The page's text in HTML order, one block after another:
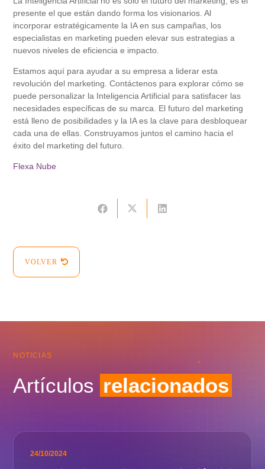
presente el que están dando forma los visionarios. Al
incorporar estratégicamente la IA en sus campañas, los
especialistas en marketing pueden elevar sus estrategias a
nuevos niveles de eficiencia e impacto.
Estamos aquí para ayudar a su empresa a liderar esta
revolución del marketing. Contáctenos para explorar cómo se
puede personalizar la Inteligencia Artificial para satisfacer las
necesidades específicas de su marca. El futuro del marketing
está lleno de posibilidades y la IA es la clave para desbloquear
cada una de ellas. Construyamos juntos el camino hacia el
éxito del marketing del futuro.
Flexa Nube
VOLVER
NOTICIAS
Artículos relacionados
24/10/2024